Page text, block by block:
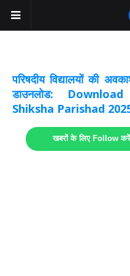
परिषदीय विद्यालयों की
डाउनलोड:
Shiksha Parishad
खबरों के लिए Follow